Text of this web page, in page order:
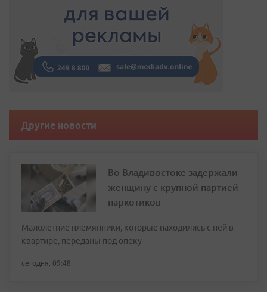
Другие новости
Во Владивостоке задержали
женщину с крупной партией
наркотиков
Малолетние племянники, которые находились с ней в
квартире, переданы под опеку
сегодня, 09:48